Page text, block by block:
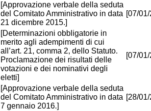
[Approvazione verbale della seduta
del Comitato Amministrativo in data
21 dicembre 2015.]
[07/
[Determinazioni obbligatorie in
merito agli adempimenti di cui
all’art. 21, comma 2, dello Statuto.
Proclamazione dei risultati delle
votazioni e dei nominativi degli
eletti]
[07/
[Approvazione verbale della seduta
del Comitato Amministrativo in data
7 gennaio 2016.]
[28/